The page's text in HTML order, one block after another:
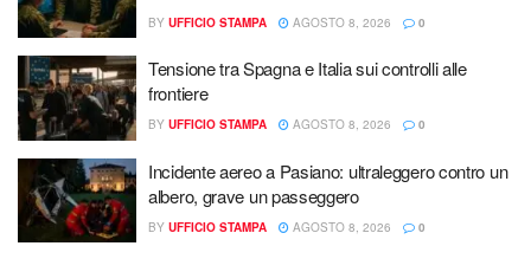
BY UFFICIO STAMPA AGOSTO 8, 2026 0
Tensione tra Spagna e Italia sui controlli alle
frontiere
BY UFFICIO STAMPA AGOSTO 8, 2026 0
Incidente aereo a Pasiano: ultraleggero contro un
albero, grave un passeggero
BY UFFICIO STAMPA AGOSTO 8, 2026 0